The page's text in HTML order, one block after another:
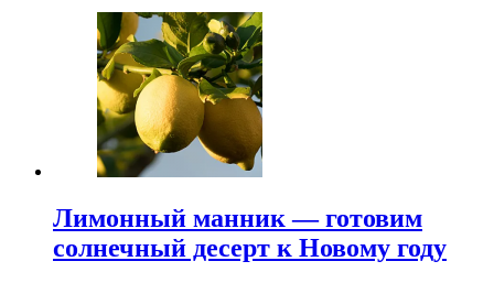
Лимонный манник — готовим
солнечный десерт к Новому году